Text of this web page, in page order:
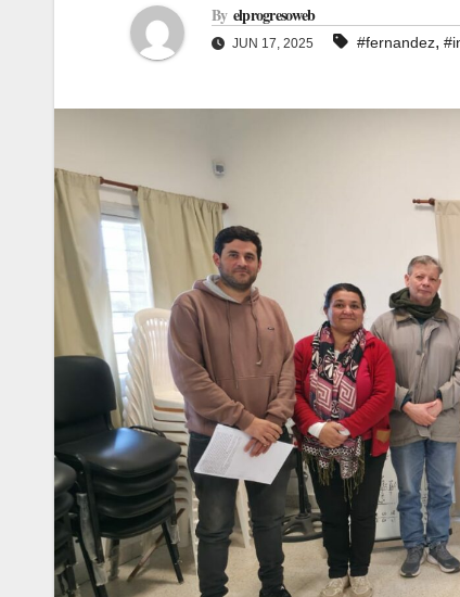
By elprogresoweb
JUN 17, 2025 #fernandez,